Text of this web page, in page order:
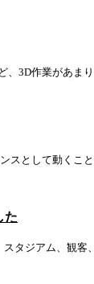
3D作業があま
として動くこ
た
タジアム、観客